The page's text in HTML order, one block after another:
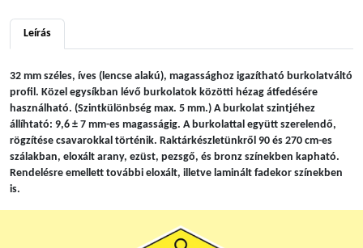
Leírás
32 mm széles, íves (lencse alakú), magassághoz igazítható burkolatváltó
profil. Közel egysíkban lévő burkolatok közötti hézag átfedésére
használható. (Szintkülönbség max. 5 mm.) A burkolat szintjéhez
állíhtató: 9,6 ± 7 mm-es magasságig. A burkolattal együtt szerelendő,
rögzítése csavarokkal történik. Raktárkészletünkről 90 és 270 cm-es
szálakban, eloxált arany, ezüst, pezsgő, és bronz színekben kapható.
Rendelésre emellett további eloxált, illetve laminált fadekor színekben
is.